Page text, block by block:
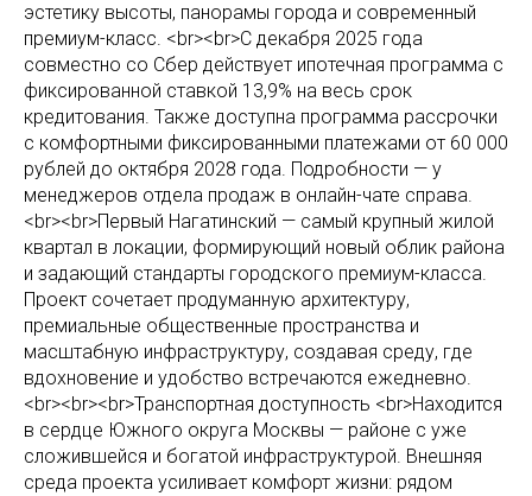
эстетику высоты, панорамы города и современный
премиум-класс. <br><br>С декабря 2025 года
совместно со Сбер действует ипотечная программа с
фиксированной ставкой 13,9% на весь срок
кредитования. Также доступна программа рассрочки
с комфортными фиксированными платежами от 60 000
рублей до октября 2028 года. Подробности — у
менеджеров отдела продаж в онлайн-чате справа.
<br><br>Первый Нагатинский — самый крупный жилой
квартал в локации, формирующий новый облик района
и задающий стандарты городского премиум-класса.
Проект сочетает продуманную архитектуру,
премиальные общественные пространства и
масштабную инфраструктуру, создавая среду, где
вдохновение и удобство встречаются ежедневно.
<br><br><br>Транспортная доступность <br>Находится
в сердце Южного округа Москвы — районе с уже
сложившейся и богатой инфраструктурой. Внешняя
среда проекта усиливает комфорт жизни: рядом